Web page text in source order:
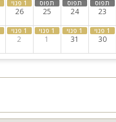
23
24
25
26
30
31
1
2